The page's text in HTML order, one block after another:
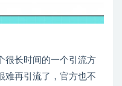
很长时间的一个引流方
难再引流了，官方也不